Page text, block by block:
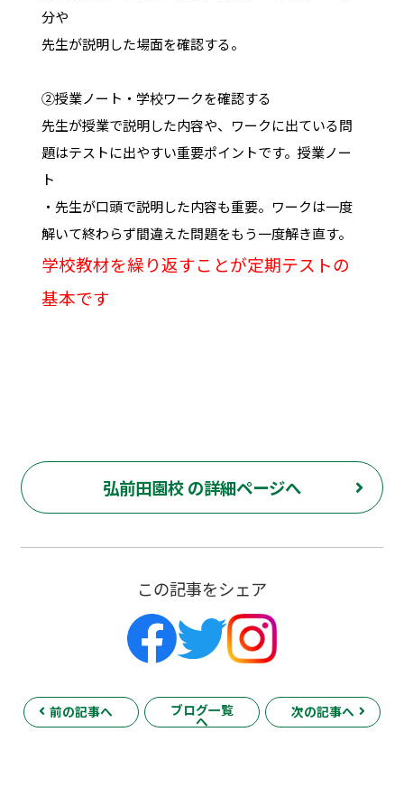
分や
先生が説明した場面を確認する。
②授業ノート・学校ワークを確認する
先生が授業で説明した内容や、ワークに出ている問
題はテストに出やすい重要ポイントです。授業ノー
ト
・先生が口頭で説明した内容も重要。ワークは一度
解いて終わらず間違えた問題をもう一度解き直す。
学校教材を繰り返すことが定期テストの
基本です
弘前田園校 の詳細ページへ
この記事をシェア
前の記事へ ブログ一覧
へ
次の記事へ